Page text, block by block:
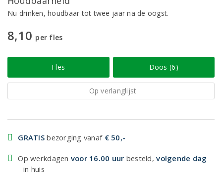
Nu drinken, houdbaar tot twee jaar na de oogst.
8,10 per fles
Fles Doos (6)
Op verlanglijst
GRATIS bezorging vanaf € 50,-
Op werkdagen voor 16.00 uur besteld,volgende dag
in huis